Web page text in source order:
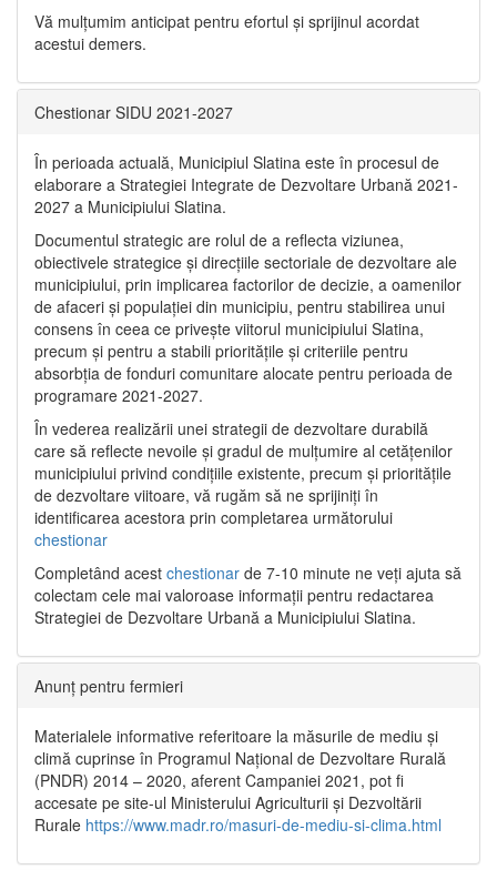
Vă mulţumim anticipat pentru efortul şi sprijinul acordat
acestui demers.
Chestionar SIDU 2021-2027
În perioada actuală, Municipiul Slatina este în procesul de
elaborare a Strategiei Integrate de Dezvoltare Urbană 2021‐
2027 a Municipiului Slatina.
Documentul strategic are rolul de a reflecta viziunea,
obiectivele strategice și direcțiile sectoriale de dezvoltare ale
municipiului, prin implicarea factorilor de decizie, a oamenilor
de afaceri și populației din municipiu, pentru stabilirea unui
consens în ceea ce privește viitorul municipiului Slatina,
precum și pentru a stabili prioritățile și criteriile pentru
absorbția de fonduri comunitare alocate pentru perioada de
programare 2021-2027.
În vederea realizării unei strategii de dezvoltare durabilă
care să reflecte nevoile și gradul de mulțumire al cetățenilor
municipiului privind condițiile existente, precum și prioritățile
de dezvoltare viitoare, vă rugăm să ne sprijiniți în
identificarea acestora prin completarea următorului
chestionar
Completând acest chestionar de 7-10 minute ne veți ajuta să
colectam cele mai valoroase informații pentru redactarea
Strategiei de Dezvoltare Urbană a Municipiului Slatina.
Anunț pentru fermieri
Materialele informative referitoare la măsurile de mediu și
climă cuprinse în Programul Național de Dezvoltare Rurală
(PNDR) 2014 – 2020, aferent Campaniei 2021, pot fi
accesate pe site-ul Ministerului Agriculturii și Dezvoltării
Rurale https://www.madr.ro/masuri-de-mediu-si-clima.html